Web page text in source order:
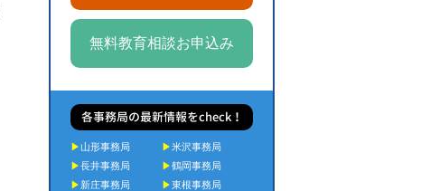
無料教育相談お申込み
各事務局の最新情報をcheck！
▶ 山形事務局 ▶米沢事務局
▶長井事務局 ▶鶴岡事務局
▶ 新庄事務局 ▶東根事務局